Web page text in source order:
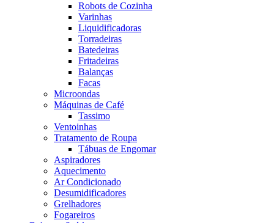
Robots de Cozinha
Varinhas
Liquidificadoras
Torradeiras
Batedeiras
Fritadeiras
Balanças
Facas
Microondas
Máquinas de Café
Tassimo
Ventoinhas
Tratamento de Roupa
Tábuas de Engomar
Aspiradores
Aquecimento
Ar Condicionado
Desumidificadores
Grelhadores
Fogareiros